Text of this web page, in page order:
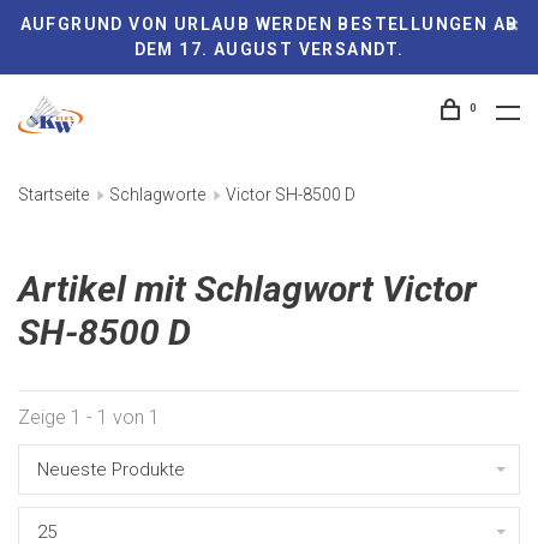
AUFGRUND VON URLAUB WERDEN BESTELLUNGEN AB
DEM 17. AUGUST VERSANDT.
0
Startseite Schlagworte Victor SH-8500 D
Artikel mit Schlagwort Victor
SH-8500 D
Zeige 1 - 1 von 1
Neueste Produkte
25